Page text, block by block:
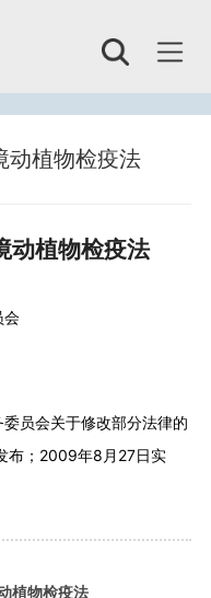
Toggle
动植物检疫法
动植物检疫法
会
员会关于修改部分法律的
布；2009年8月27日实
植物检疫法